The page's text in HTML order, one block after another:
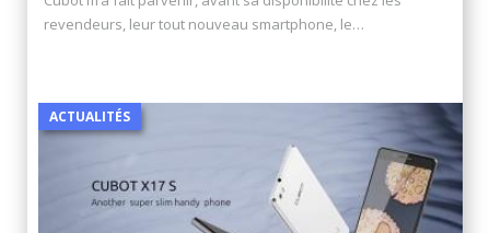
revendeurs, leur tout nouveau smartphone, le…
ACTUALITÉS